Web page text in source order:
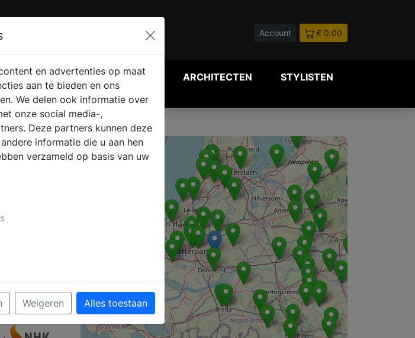
Account € 0.00
WEBSHOP ARCHITECTEN STYLISTEN
showroom.
op uw
haard.
van open
+
en advertenties op maat
aan te bieden en ons
We delen ook informatie over
onze social media-,
Deze partners kunnen deze
informatie die u aan hen
verzameld op basis van uw
Weigeren Alles toestaan